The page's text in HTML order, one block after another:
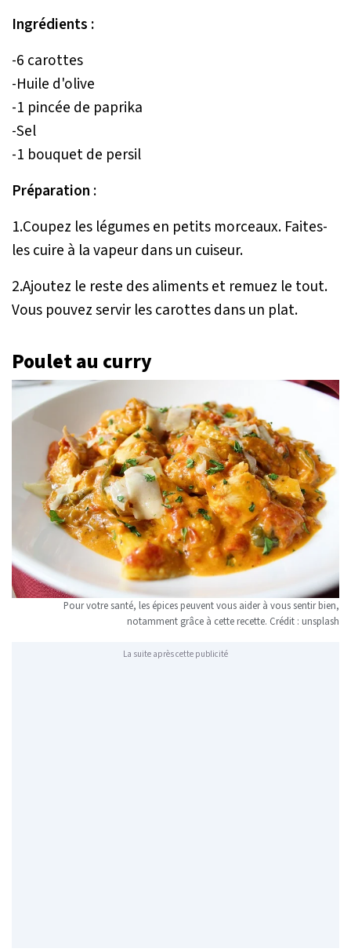
Ingrédients :
-6 carottes
-Huile d'olive
-1 pincée de paprika
-Sel
-1 bouquet de persil
Préparation :
1.Coupez les légumes en petits morceaux. Faites-
les cuire à la vapeur dans un cuiseur.
2.Ajoutez le reste des aliments et remuez le tout.
Vous pouvez servir les carottes dans un plat.
Poulet au curry
Pour votre santé, les épices peuvent vous aider à vous sentir bien,
notamment grâce à cette recette. Crédit : unsplash
La suite après cette publicité